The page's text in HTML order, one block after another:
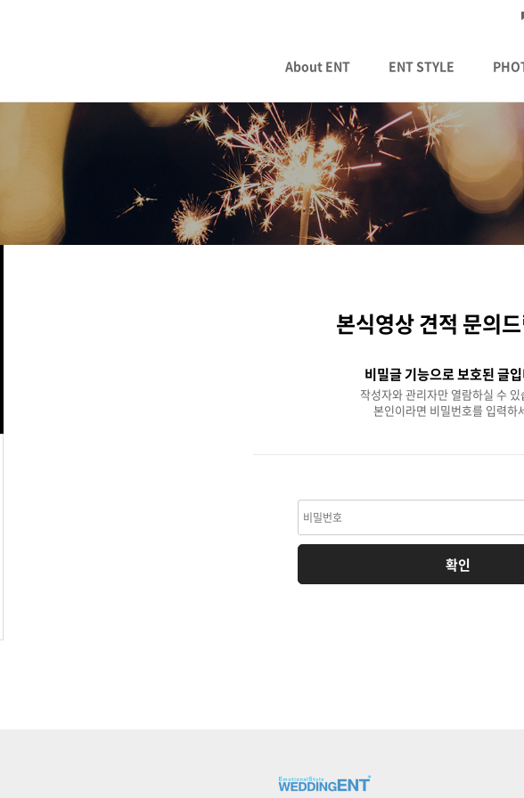
About ENT ENT STYLE
본식영상 견적 문의
비밀글 기능으로 보호된 글
작성자와 관리자만 열람하실 수
본인이라면 비밀번호를 입력하